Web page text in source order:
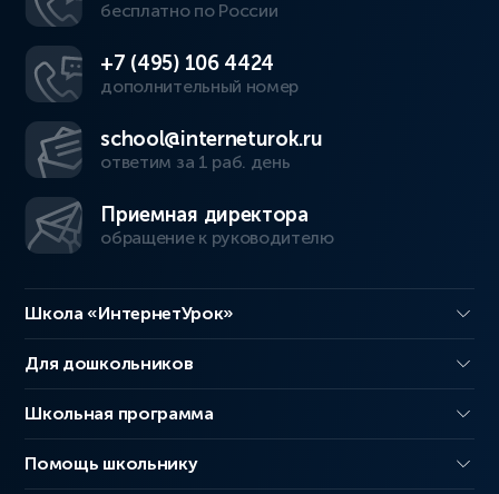
бесплатно по России
+7 (495) 106 4424
дополнительный номер
school@interneturok.ru
ответим за 1 раб. день
Приемная директора
обращение к руководителю
Школа «ИнтернетУрок»
Для дошкольников
Школьная программа
Помощь школьнику